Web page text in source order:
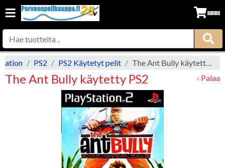
PS2 PS2 Käytetyt pelit The Ant Bully käytetty PS2
The Ant Bully käytetty PS2 ‹ Palaa